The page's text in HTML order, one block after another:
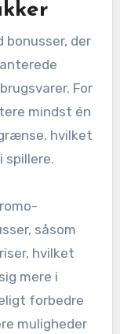
bonusser, der
For
mindst én
hvilket
spillere.
såsom
hvilket
mere i
forbedre
muligheder